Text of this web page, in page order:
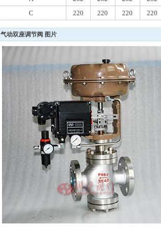
C
220 220 220 220
气动双座调节阀 图片